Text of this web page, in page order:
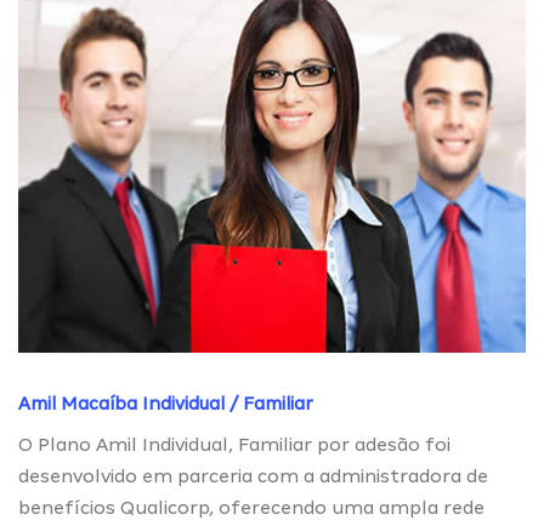
Amil Macaíba Individual / Familiar
O Plano Amil Individual, Familiar por adesão foi
desenvolvido em parceria com a administradora de
benefícios Qualicorp, oferecendo uma ampla rede